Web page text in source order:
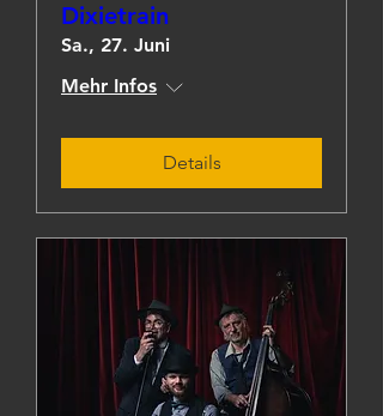
Dixietrain
Sa., 27. Juni
Mehr Infos
Details